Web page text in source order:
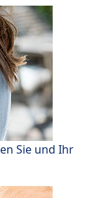
Sie und Ihr